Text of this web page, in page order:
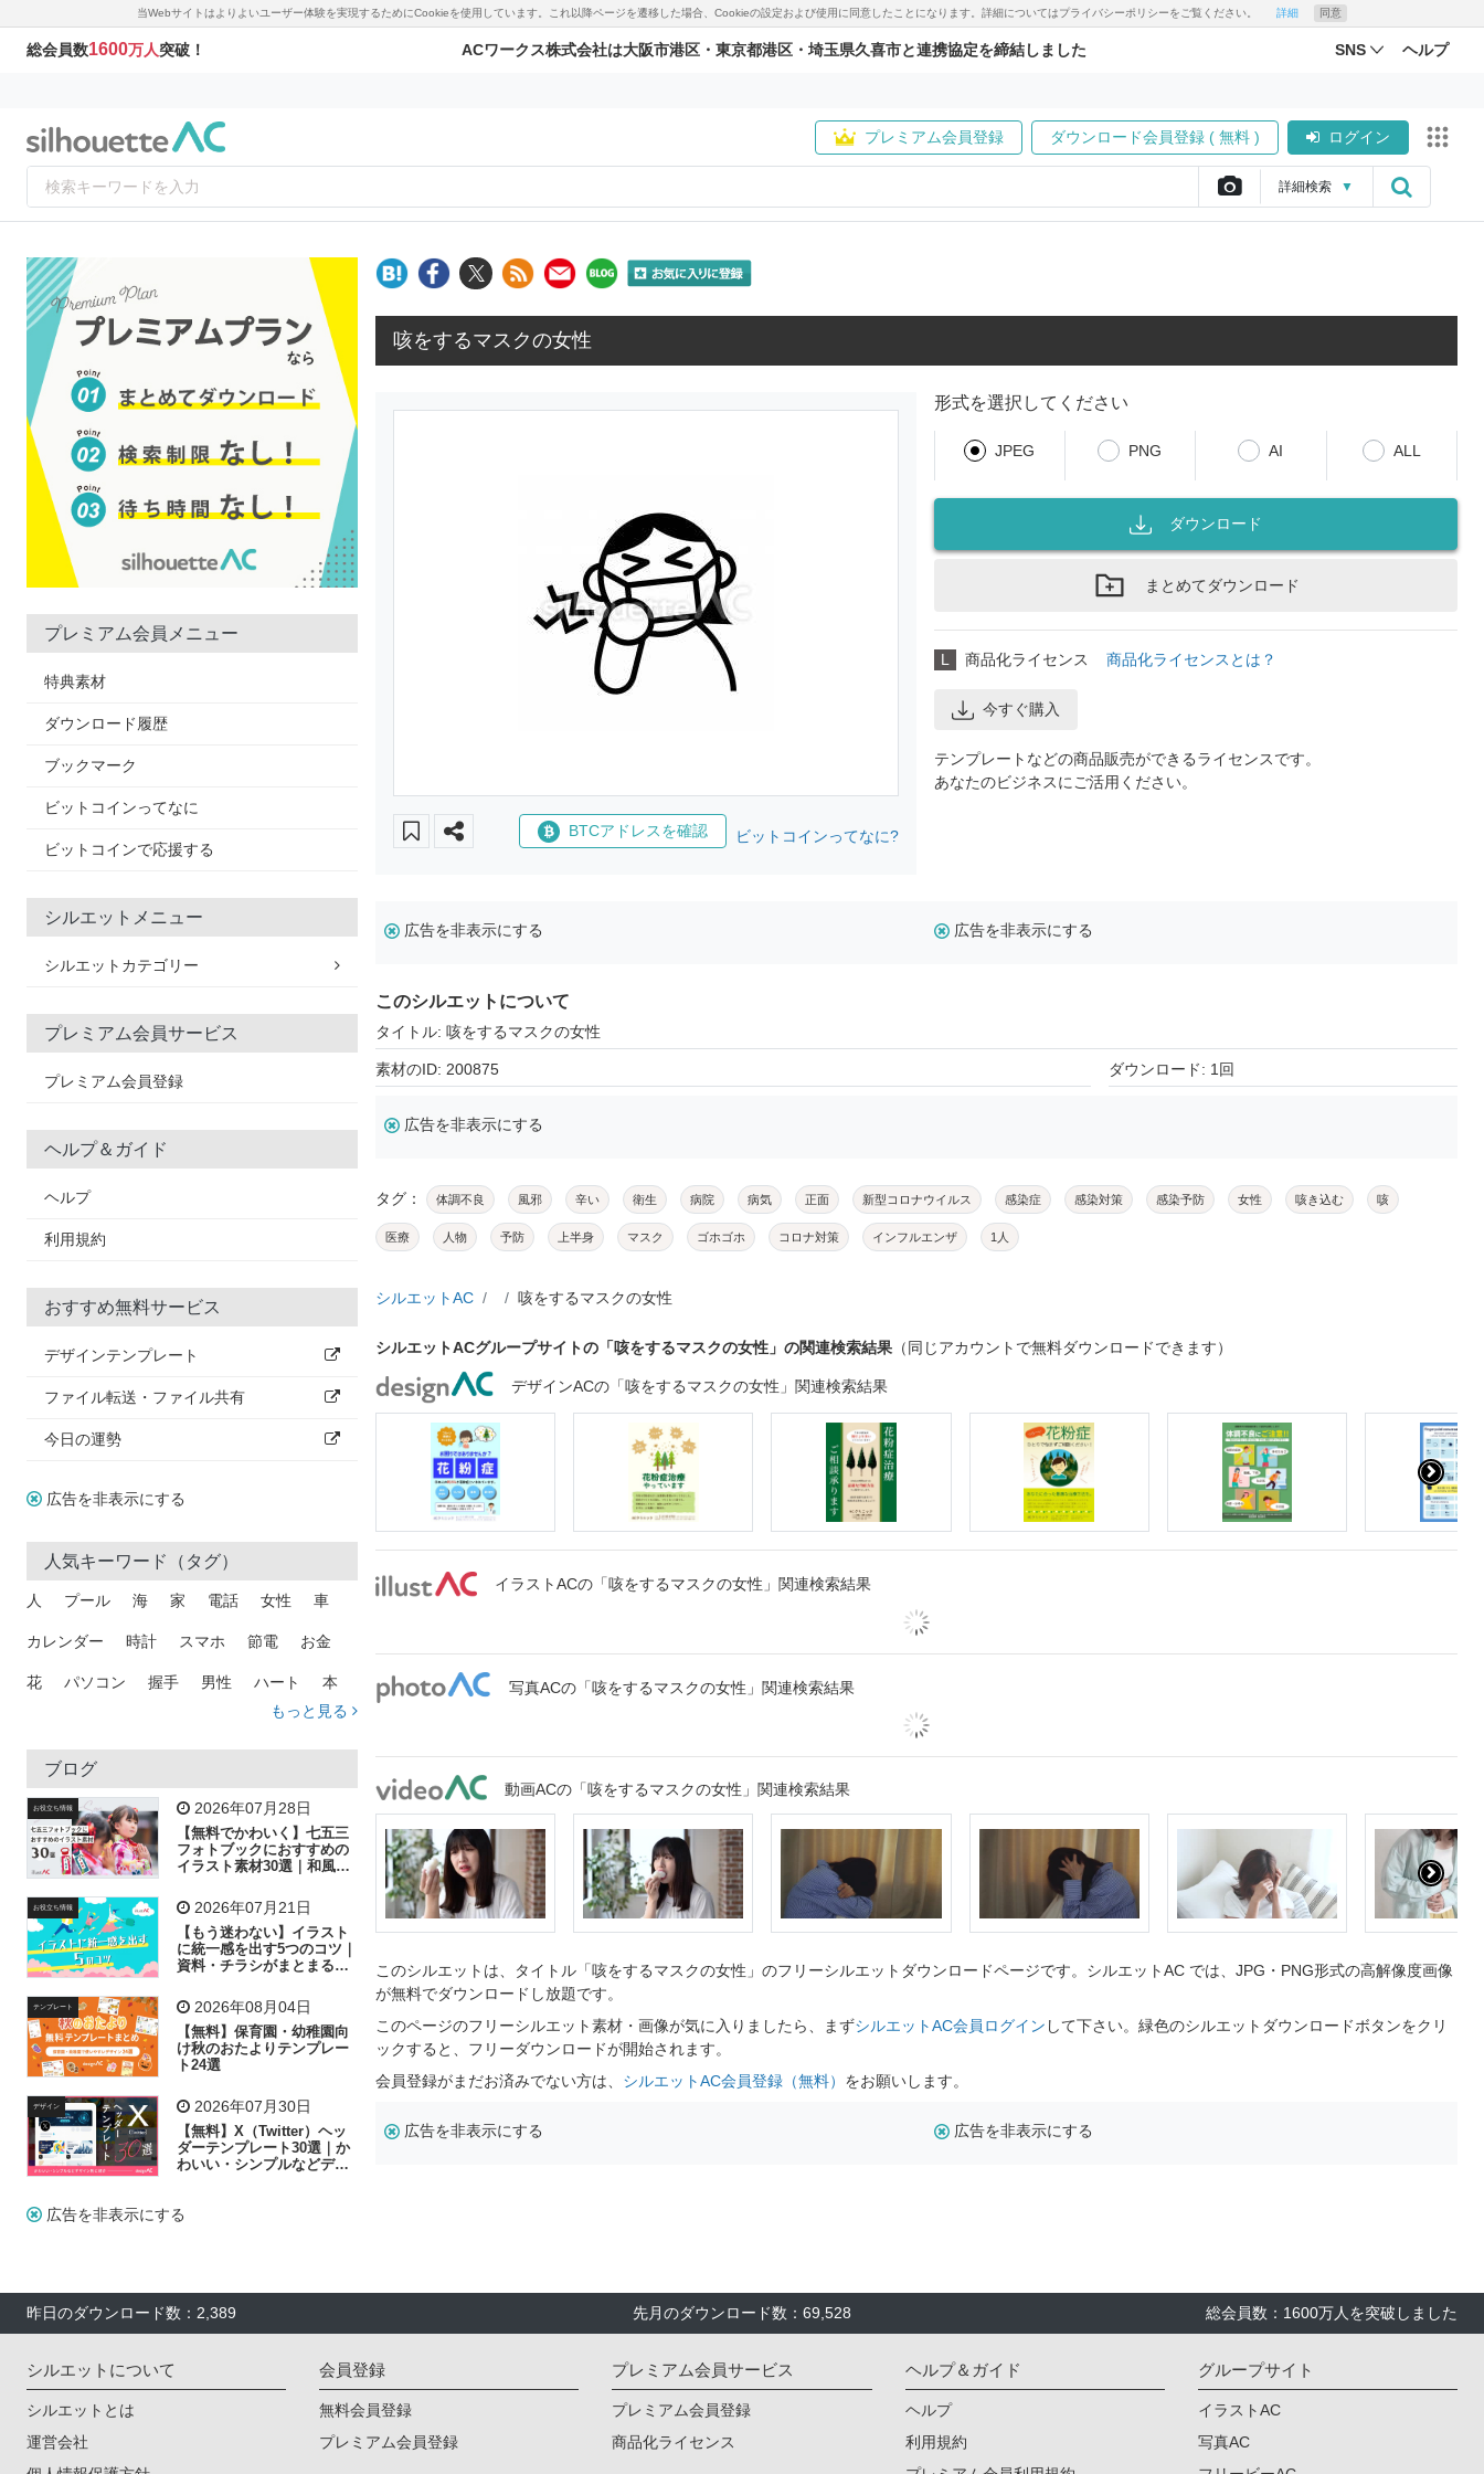
当Webサイトはよりよいユーザー体験を実現するためにCookieを使用しています。これ以降ページを遷移した場合、Cookieの設定および使用に同意したことになります。詳細についてはプライバシーポリシーをご覧ください。 詳細 同意
総会員数1600万人突破！ ACワークス株式会社は大阪市港区・東京都港区・埼玉県久喜市と連携協定を締結しました SNS ヘルプ
プレミアム会員登録 ダウンロード会員登録 ( 無料 ) ログイン
詳細検索 ▼
プレミアム会員メニュー
特典素材
ダウンロード履歴
ブックマーク
ビットコインってなに
ビットコインで応援する
シルエットメニュー
シルエットカテゴリー
プレミアム会員サービス
プレミアム会員登録
ヘルプ＆ガイド
ヘルプ
利用規約
おすすめ無料サービス
デザインテンプレート
ファイル転送・ファイル共有
今日の運勢
広告を非表示にする
人気キーワード（タグ）
人 プール 海 家 電話 女性 車
カレンダー 時計 スマホ 節電 お金
花 パソコン 握手 男性 ハート 本
トラック 木
吹き出し
飛行機 グラフ ビル 魚 家族 書類
歩く 工場 会社 太陽 キラキラ
子供 作業員 相談 ピクトグラム
もっと見る
ブログ
お役立ち情報 2026年07月28日
【無料でかわいく】七五三
フォトブックにおすすめの
イラスト素材30選｜和風の
お役立ち情報 2026年07月21日
【もう迷わない】イラスト
に統一感を出す5つのコツ｜
資料・チラシがまとまるフ
テンプレート 2026年08月04日
【無料】保育園・幼稚園向
け秋のおたよりテンプレー
ト24選
デザイン 2026年07月30日
【無料】X（Twitter）ヘッ
ダーテンプレート30選｜か
わいい・シンプルなどデザ
広告を非表示にする
咳をするマスクの女性
BTCアドレスを確認 ビットコインってなに?
形式を選択してください
JPEG PNG AI ALL
ダウンロード
まとめてダウンロード
L 商品化ライセンス 商品化ライセンスとは？
今すぐ購入
テンプレートなどの商品販売ができるライセンスです。
あなたのビジネスにご活用ください。
広告を非表示にする 広告を非表示にする
このシルエットについて
タイトル: 咳をするマスクの女性
素材のID: 200875 ダウンロード: 1回
広告を非表示にする
タグ： 体調不良 風邪 辛い 衛生 病院 病気 正面 新型コロナウイルス 感染症 感染対策 感染予防 女性 咳き込む 咳
医療 人物 予防 上半身 マスク ゴホゴホ コロナ対策 インフルエンザ 1人
シルエットAC 咳をするマスクの女性
シルエットACグループサイトの「咳をするマスクの女性」の関連検索結果 （同じアカウントで無料ダウンロードできます）
デザインACの「咳をするマスクの女性」関連検索結果
イラストACの「咳をするマスクの女性」関連検索結果
写真ACの「咳をするマスクの女性」関連検索結果
動画ACの「咳をするマスクの女性」関連検索結果
このシルエットは、タイトル「咳をするマスクの女性」のフリーシルエットダウンロードページです。シルエットAC では、JPG・PNG形式の高解像度画像
が無料でダウンロードし放題です。
このページのフリーシルエット素材・画像が気に入りましたら、まずシルエットAC会員ログイン して下さい。緑色のシルエットダウンロードボタンをクリ
ックすると、フリーダウンロードが開始されます。
会員登録がまだお済みでない方は、 シルエットAC会員登録（無料） をお願いします。
広告を非表示にする 広告を非表示にする
昨日のダウンロード数：2,389 先月のダウンロード数：69,528 総会員数：1600万人を突破しました
シルエットについて
シルエットとは
運営会社
会員登録
無料会員登録
プレミアム会員登録
プレミアム会員サービス
プレミアム会員登録
商品化ライセンス
ヘルプ＆ガイド
ヘルプ
利用規約
グループサイト
イラストAC
写真AC